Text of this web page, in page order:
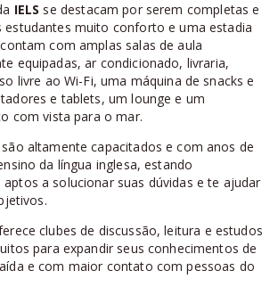
IELS se destacam por serem completas e
estudantes muito conforto e uma estadia
com amplas salas de aula
equipadas, ar condicionado, livraria,
livre ao Wi-Fi, uma máquina de snacks e
e tablets, um lounge e um
com vista para o mar.
altamente capacitados e com anos de
da língua inglesa, estando
a solucionar suas dúvidas e te ajudar
clubes de discussão, leitura e estudos
para expandir seus conhecimentos de
e com maior contato com pessoas do